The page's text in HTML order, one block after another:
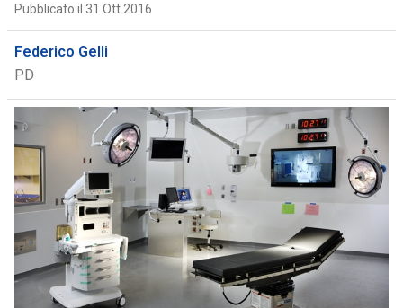
Pubblicato il 31 Ott 2016
Federico Gelli
PD